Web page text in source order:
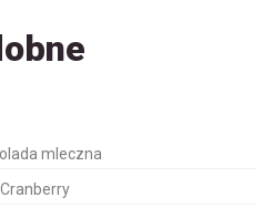
mleczna